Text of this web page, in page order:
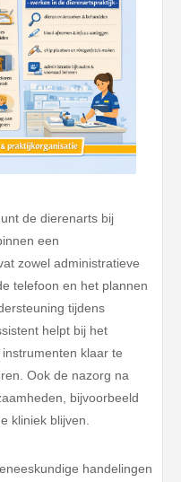
de dierenarts bij
een
zowel administratieve
telefoon en het plannen
tijdens
helpt bij het
klaar te
Ook de nazorg na
bijvoorbeeld
kliniek blijven.
handelingen